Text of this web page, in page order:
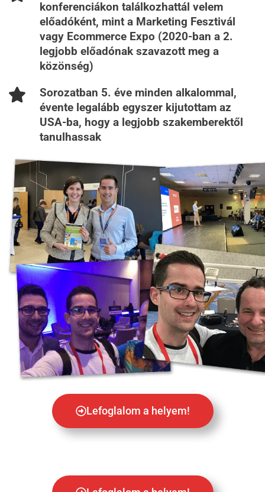
konferenciákon találkozhattál velem
előadóként, mint a Marketing Fesztivál
vagy Ecommerce Expo (2020-ban a 2.
legjobb előadónak szavazott meg a
közönség)
Sorozatban 5. éve minden alkalommal,
évente legalább egyszer kijutottam az
USA-ba, hogy a legjobb szakemberektől
tanulhassak
Lefoglalom a helyem!